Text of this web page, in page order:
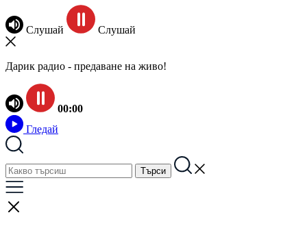
Слушай Слушай
Дарик радио - предаване на живо!
00:00
Гледай